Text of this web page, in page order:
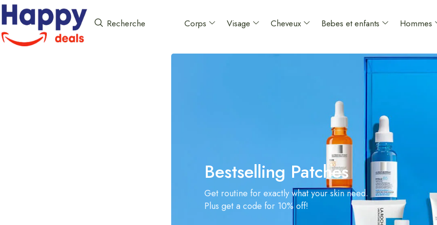
Recherche Corps Visage Cheveux Bebes et enfants Hommes
Bestselling Patches
Get routine for exactly what your skin need.
Plus get a code for 10% off!